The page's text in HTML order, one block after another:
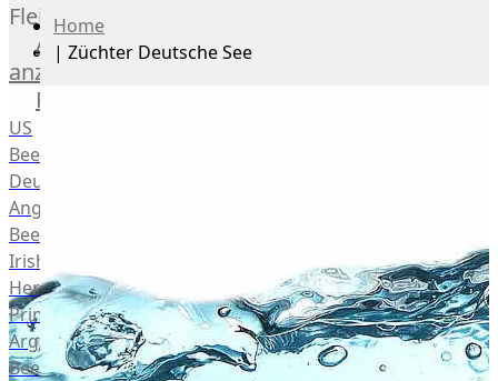
Fleisch
Alle
anzeigen
Rind
US
Beef
Deutsches
Angus
Beef
Irish
Hereford
Prime
Argentina
Beef
Home
| Züchter Deutsche See